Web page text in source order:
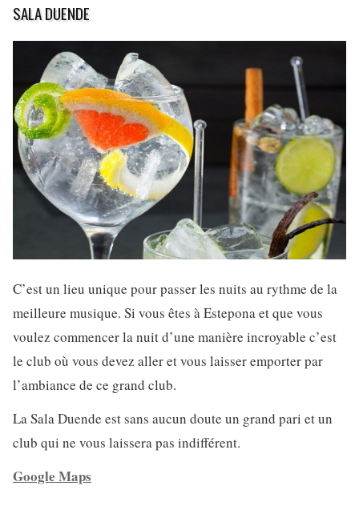
SALA DUENDE
C’est un lieu unique pour passer les nuits au rythme de la
meilleure musique. Si vous êtes à Estepona et que vous
voulez commencer la nuit d’une manière incroyable c’est
le club où vous devez aller et vous laisser emporter par
l’ambiance de ce grand club.
La Sala Duende est sans aucun doute un grand pari et un
club qui ne vous laissera pas indifférent.
Google Maps